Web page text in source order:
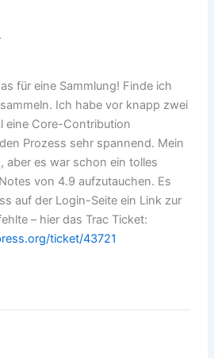
für eine Sammlung! Finde ich
Ich habe vor knapp zwei
eine Core-Contribution
Prozess sehr spannend. Mein
aber es war schon ein tolles
von 4.9 aufzutauchen. Es
auf der Login-Seite ein Link zur
– hier das Trac Ticket:
ticket/43721